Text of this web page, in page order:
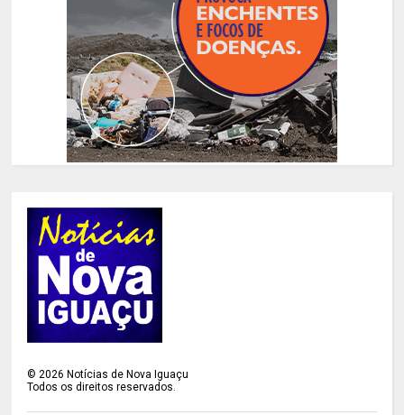
©2026 Notícias de Nova Iguaçu
Todos os direitos reservados.